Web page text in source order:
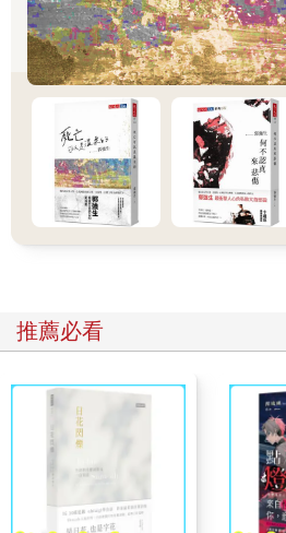
是我夢寐以求的那種職位——當然除
外。我和另一名實習生分擔部門助理
安排日程、為雜誌前幾頁的內容整理
何有需要的專案。我也還繼續為我家
約撰稿人，並向父母借錢，他們也同
如果我在這筆錢用完之後還沒有找到
日子就得結束了。我也知道我的情況
我接受了一種有害的說法，也就是免
公司取得支薪工作的唯一方法，我的
道路，這種說法就是我的一切。我還
桌在職員區的邊陲，從我的座位看過
工作桌。我吞下心中的不安，表現得
這裡。不過雖然赫斯特大樓（Hearst
的魅力，但是也沒有倖免於正在吞噬
到一年之前，美國正面臨房地產市場
上大部分地區的生計和生活方式都隨
數個月，在我的鄉下大學校園畏怯又
2009年一月，全美流失了六十萬個工
萬個工作機會流失。直到2009年五月
推薦必看